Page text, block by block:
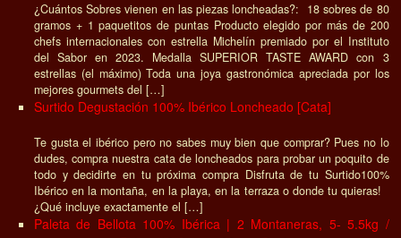
¿Cuántos Sobres vienen en las piezas loncheadas?: 18 sobres de 80
gramos + 1 paquetitos de puntas Producto elegido por más de 200
chefs internacionales con estrella Michelín premiado por el Instituto
del Sabor en 2023. Medalla SUPERIOR TASTE AWARD con 3
estrellas (el máximo) Toda una joya gastronómica apreciada por los
mejores gourmets del […]
Surtido Degustación 100% Ibérico Loncheado [Cata]
Te gusta el ibérico pero no sabes muy bien que comprar? Pues no lo
dudes, compra nuestra cata de loncheados para probar un poquito de
todo y decidirte en tu próxima compra Disfruta de tu Surtido100%
Ibérico en la montaña, en la playa, en la terraza o donde tu quieras!
¿Qué incluye exactamente el […]
Paleta de Bellota 100% Ibérica | 2 Montaneras, 5- 5.5kg /